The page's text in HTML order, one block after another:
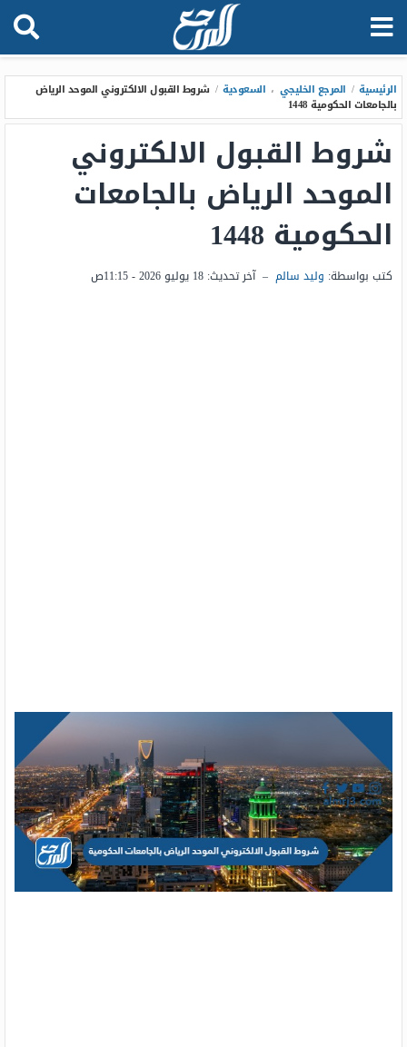
الرئيسية / المرجع الخليجي ، السعودية / شروط القبول الالكتروني الموحد الرياض
بالجامعات الحكومية 1448
شروط القبول الالكتروني
الموحد الرياض بالجامعات
الحكومية 1448
كتب بواسطة: وليد سالم – آخر تحديث: 18 يوليو 2026 - 11:15ص